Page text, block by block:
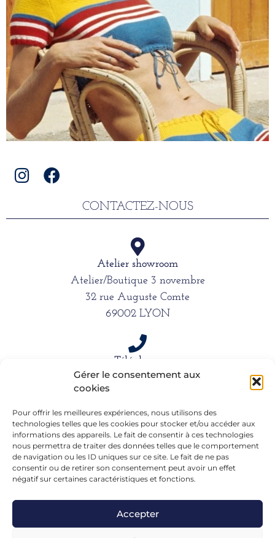
Gérer le consentement aux
cookies
Pour offrir les meilleures expériences, nous utilisons des
technologies telles que les cookies pour stocker et/ou accéder aux
informations des appareils. Le fait de consentir à ces technologies
nous permettra de traiter des données telles que le comportement
de navigation ou les ID uniques sur ce site. Le fait de ne pas
consentir ou de retirer son consentement peut avoir un effet
négatif sur certaines caractéristiques et fonctions.
Accepter
CONTACTEZ-NOUS
Atelier showroom
Atelier/Boutique 3 novembre
32 rue Auguste Comte
69002 LYON
Téléphone
06 15 61 39 66
Mail
alexandra.dargentre@sfr.fr